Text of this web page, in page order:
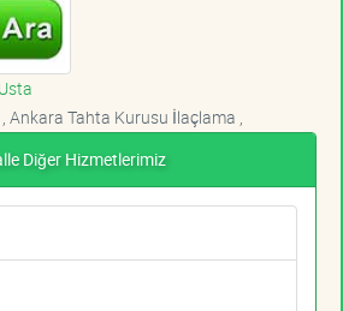
Ankara Tahta Kurusu İlaçlama ,
Diğer Hizmetlerimiz